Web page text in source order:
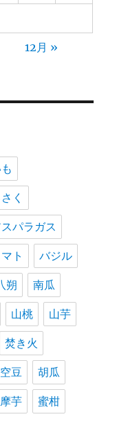
12月 »
く
パラガス
マト バジル
朔 南瓜
山桃 山芋
焚き火
空豆 胡瓜
芋 蜜柑